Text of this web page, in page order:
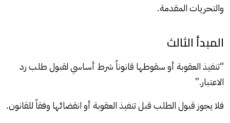
والتحريات المقدمة.
المبدأ الثالث
“تنفيذ العقوبة أو سقوطها قانوناً شرط أساسي لقبول طلب رد
الاعتبار.”
فلا يجوز قبول الطلب قبل تنفيذ العقوبة أو انقضائها وفقاً للقانون.